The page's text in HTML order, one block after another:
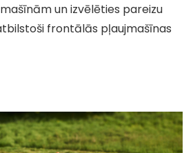
un izvēlēties pareizu
frontālās pļaujmašīnas